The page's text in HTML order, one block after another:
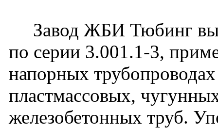
Завод ЖБИ Тюбинг
по серии 3.001.1-3,
напорных
пластмассовых,
железобетонных труб.